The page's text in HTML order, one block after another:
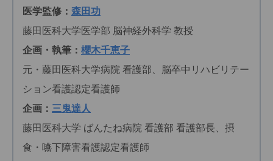
医学監修： 森田功
藤田医科大学医学部 脳神経外科学 教授
企画・執筆： 櫻木千恵子
元・藤田医科大学病院 看護部、脳卒中リハビリテー
ション看護認定看護師
企画： 三鬼達人
藤田医科大学 ばんたね病院 看護部 看護部長、摂
食・嚥下障害看護認定看護師